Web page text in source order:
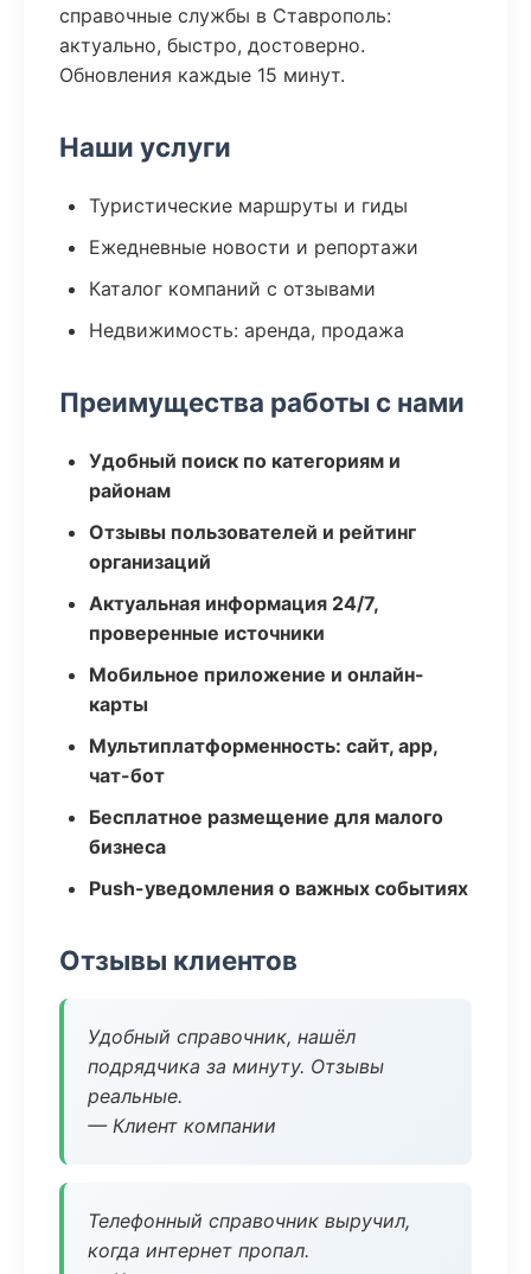
справочные службы в Ставрополь:
актуально, быстро, достоверно.
Обновления каждые 15 минут.
Наши услуги
Туристические маршруты и гиды
Ежедневные новости и репортажи
Каталог компаний с отзывами
Недвижимость: аренда, продажа
Преимущества работы с нами
Удобный поиск по категориям и
районам
Отзывы пользователей и рейтинг
организаций
Актуальная информация 24/7,
проверенные источники
Мобильное приложение и онлайн-
карты
Мультиплатформенность: сайт, app,
чат-бот
Бесплатное размещение для малого
бизнеса
Push-уведомления о важных событиях
Отзывы клиентов
Удобный справочник, нашёл
подрядчика за минуту. Отзывы
реальные.
— Клиент компании
Телефонный справочник выручил,
когда интернет пропал.